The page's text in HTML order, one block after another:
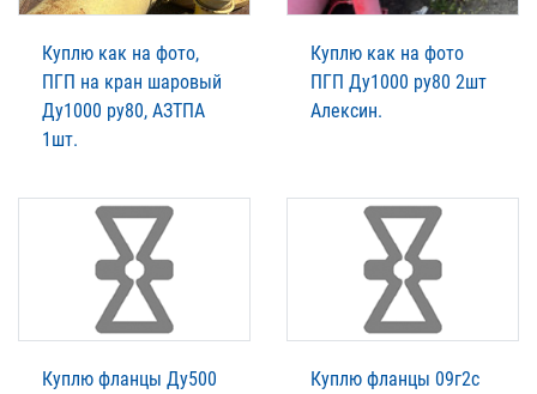
Куплю как на фото,
ПГП на кран шаровый
Ду1000 ру80, АЗТПА
1шт.
Куплю как на фото
ПГП Ду1000 ру80 2шт
Алексин.
Куплю фланцы Ду500
Куплю фланцы 09г2с